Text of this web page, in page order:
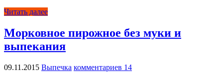
Читать далее
Морковное пирожное без муки и
выпекания
09.11.2015 Выпечка комментариев 14